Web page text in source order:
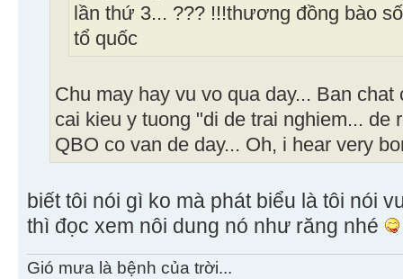
lần thứ 3... ??? !!!thương đồng bào
tổ quốc
Chu may hay vu vo qua day... Ban
cai kieu y tuong "di de trai nghiem... de
QBO co van de day... Oh, i hear very
biết tôi nói gì ko mà phát biểu là tôi nói
thì đọc xem nôi dung nó như răng nhé
Gió mưa là bệnh của trời...